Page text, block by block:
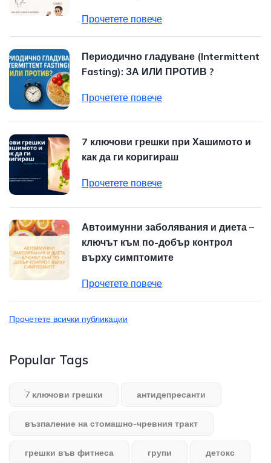
Прочетете повече
Периодично гладуване (Intermittent
Fasting): ЗА ИЛИ ПРОТИВ ?
Прочетете повече
7 ключови грешки при Хашимото и
как да ги коригираш
Прочетете повече
Автоимунни заболявания и диета –
ключът към по-добър контрол
върху симптомите
Прочетете повече
Прочетете всички публикации
Popular Tags
7 ключови грешки антидепресанти
възпаление на стомашно-чревния тракт
грешки във фитнеса групи детокс